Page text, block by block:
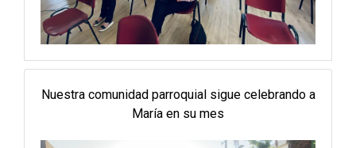
Nuestra comunidad parroquial sigue celebrando a
María en su mes